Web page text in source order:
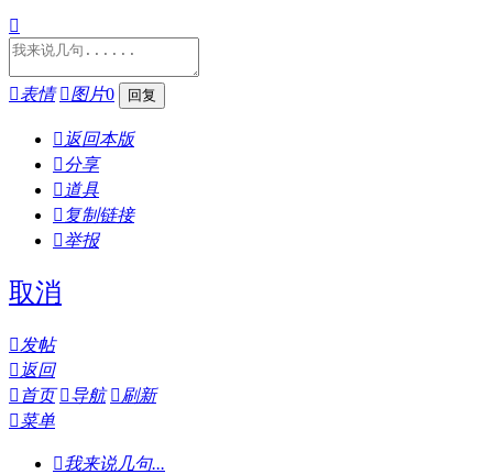

表情 图片0
 返回本版
分享
 道具
 复制链接
举报
取消
发帖
 返回
 首页 导航 刷新
菜单
我来说几句...